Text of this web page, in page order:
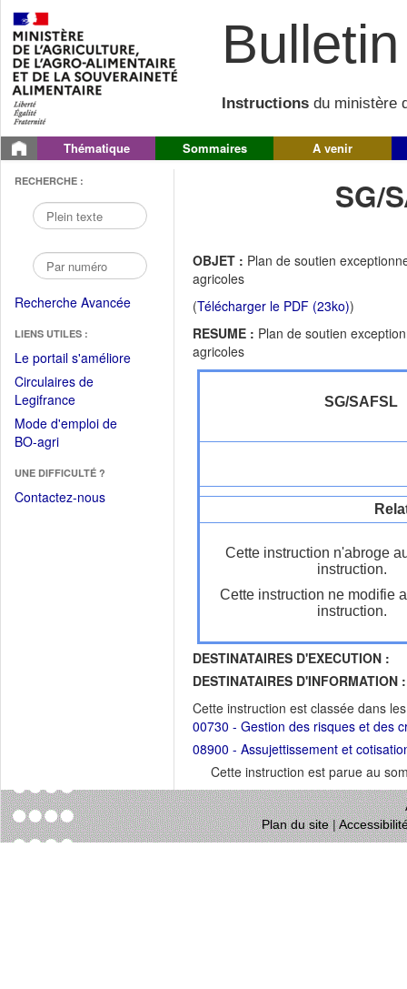
Instructions du ministère
Thématique Sommaires A venir
RECHERCHE :
Recherche Avancée
LIENS UTILES :
Le portail s'améliore(Fichier
Circulaires de
Legifrance(Ouvrir
dans
une
fenêtre)
Mode d'emploi de
BO-agri(Ouvrir
une
nouvelle
UNE DIFFICULTÉ ?
Contactez-nous
SG/
OBJET : Plan de soutien
agricoles
(Télécharger le PDF (23ko))
RESUME : Plan de soutien
agricoles
SG/SAFSL
Cette instruction n'abroge
instruction.
Cette instruction ne modifie
instruction.
DESTINATAIRES D'EXECUTION :
DESTINATAIRES D'INFORMATION :
Cette instruction est classée dans
00730 - Gestion des risques et des
08900 - Assujettissement et
Cette instruction est parue au
Plan du site|